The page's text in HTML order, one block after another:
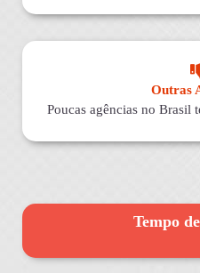
Outras
Poucas agências no Brasil
Tempo